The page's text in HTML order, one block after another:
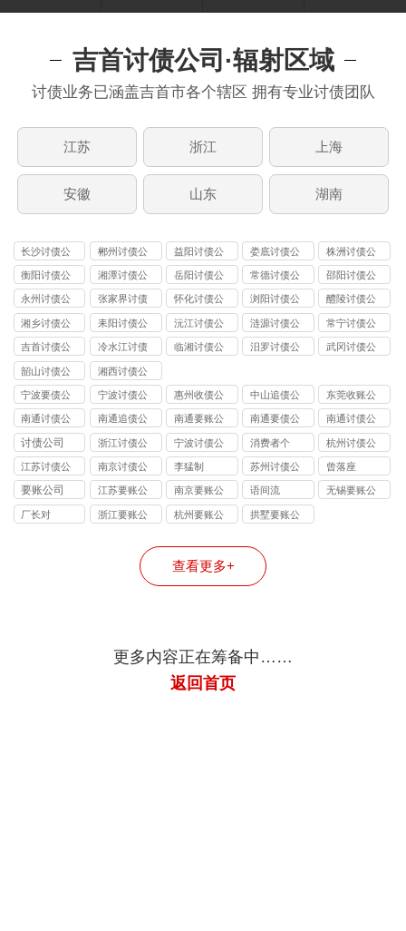
吉首讨债公司·辐射区域
讨债业务已涵盖吉首市各个辖区 拥有专业讨债团队
江苏 浙江 上海
安徽 山东 湖南
长沙讨债公
司
郴州讨债公
司
益阳讨债公
司
娄底讨债公
司
株洲讨债公
司
衡阳讨债公
司
湘潭讨债公
司
岳阳讨债公
司
常德讨债公
司
邵阳讨债公
司
永州讨债公
司
张家界讨债
公司
怀化讨债公
司
浏阳讨债公
司
醴陵讨债公
司
湘乡讨债公
司
耒阳讨债公
司
沅江讨债公
司
涟源讨债公
司
常宁讨债公
司
吉首讨债公
司
冷水江讨债
公司
临湘讨债公
汨罗讨债公
武冈讨债公
韶山讨债公
司
湘西讨债公
司
宁波要债公
司
宁波讨债公
司
惠州收债公
司
中山追债公
司
东莞收账公
司
南通讨债公
司
南通追债公
司
南通要账公
司
南通要债公
司
南通讨债公
司
讨债公司
浙江讨债公
司
宁波讨债公
司
消费者个
杭州讨债公
司
江苏讨债公
司
南京讨债公
司
李猛制
苏州讨债公
司
曾落座
要账公司
江苏要账公
司
南京要账公
司
语间流
无锡要账公
厂长对
浙江要账公
杭州要账公
拱墅要账公
查看更多+
更多内容正在筹备中……
返回首页